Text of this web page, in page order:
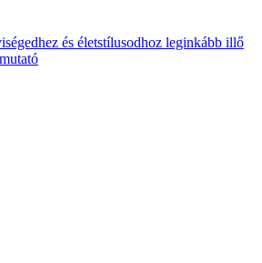
és életstílusodhoz leginkább illő